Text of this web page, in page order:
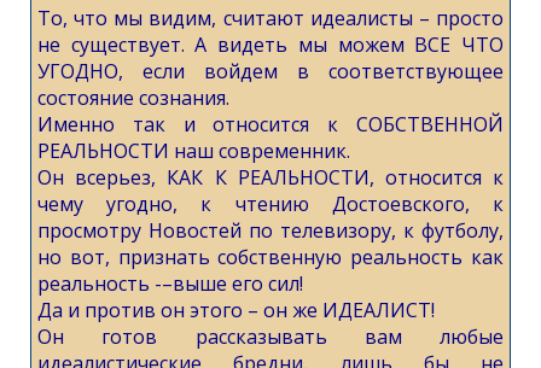
То, что мы видим, считают идеалисты – просто
не существует. А видеть мы можем ВСЕ ЧТО
УГОДНО, если войдем в соответствующее
состояние сознания.
Именно так и относится к СОБСТВЕННОЙ
РЕАЛЬНОСТИ наш современник.
Он всерьез, КАК К РЕАЛЬНОСТИ, относится к
чему угодно, к чтению Достоевского, к
просмотру Новостей по телевизору, к футболу,
но вот, признать собственную реальность как
реальность -–выше его сил!
Да и против он этого – он же ИДЕАЛИСТ!
Он готов рассказывать вам любые